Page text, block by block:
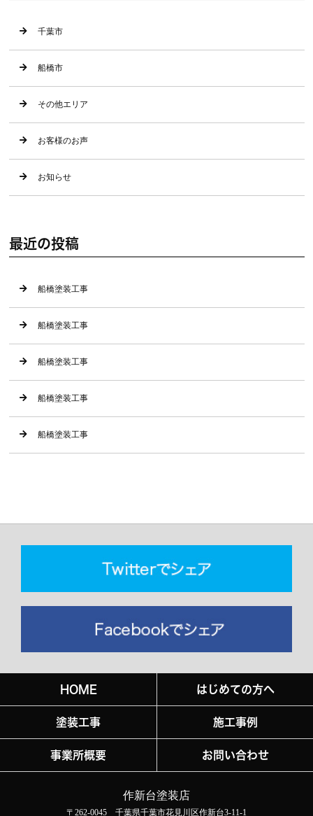
千葉市
船橋市
その他エリア
お客様のお声
お知らせ
最近の投稿
船橋塗装工事
船橋塗装工事
船橋塗装工事
船橋塗装工事
船橋塗装工事
HOME はじめての方へ
塗装工事 施工事例
事業所概要 お問い合わせ
作新台塗装店
〒262-0045 千葉県千葉市花見川区作新台3-11-1